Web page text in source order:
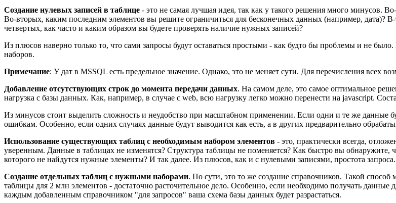
Создание нулевых записей в таблице - это не самая лучшая идея, так как у такого решения много минусов.
Во-вторых, каким последним элементов вы решите ограничиться для бесконечных данных (например, дата)? В-
четвертых, как часто и каким образом вы будете проверять наличие нужных записей?
Из плюсов наверно только то, что сами запросы будут оставаться простыми - как будто бы проблемы и не
наборов.
Примечание: У дат в MSSQL есть предельное значение. Однако, это не меняет сути. Для перечисления всех
Добавление отсутствующих строк до момента передачи данных. На самом деле, это самое оптимальное
нагрузка с базы данных. Как, например, в случае с web, всю нагрузку легко можно перенести на javascript.
Из минусов стоит выделить сложность и неудобство при масштабном применении. Если одни и те же данные
ошибкам. Особенно, если одних случаях данные будут выводится как есть, а в других предварительно
Использование существующих таблиц с необходимым набором элементов - это, практически всегда,
уверенным. Данные в таблицах не изменятся? Структура таблицы не поменяется? Как быстро вы обнаружите,
которого не найдутся нужные элементы? И так далее. Из плюсов, как и с нулевыми записями, простота запроса.
Создание отдельных таблиц с нужными наборами. По сути, это то же создание справочников. Такой
таблицы для 2 млн элементов - достаточно расточительное дело. Особенно, если необходимо получать данные
каждым добавленным справочником "для запросов" ваша схема базы данных будет разрастаться.